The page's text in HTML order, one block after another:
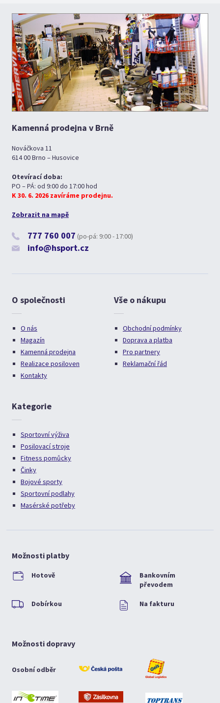
Kamenná prodejna v Brně
Nováčkova 11
614 00 Brno – Husovice
Otevírací doba:
PO – PÁ: od 9:00 do 17:00 hod
K 30. 6. 2026 zavíráme prodejnu.
Zobrazit na mapě
777 760 007 (po-pá: 9:00 - 17:00)
info@hsport.cz
O společnosti
O nás
Magazín
Kamenná prodejna
Realizace posiloven
Kontakty
Vše o nákupu
Obchodní podmínky
Doprava a platba
Pro partnery
Reklamační řád
Kategorie
Sportovní výživa
Posilovací stroje
Fitness pomůcky
Činky
Bojové sporty
Sportovní podlahy
Masérské potřeby
Možnosti platby
Hotově
Bankovním
převodem
Dobírkou Na fakturu
Možnosti dopravy
Osobní odběr